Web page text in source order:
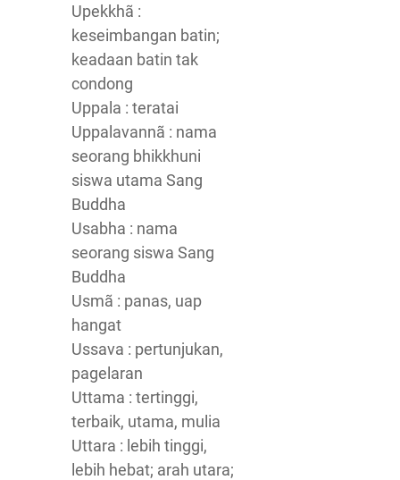
Upekkhã :
keseimbangan batin;
keadaan batin tak
condong
Uppala : teratai
Uppalavannã : nama
seorang bhikkhuni
siswa utama Sang
Buddha
Usabha : nama
seorang siswa Sang
Buddha
Usmã : panas, uap
hangat
Ussava : pertunjukan,
pagelaran
Uttama : tertinggi,
terbaik, utama, mulia
Uttara : lebih tinggi,
lebih hebat; arah utara;